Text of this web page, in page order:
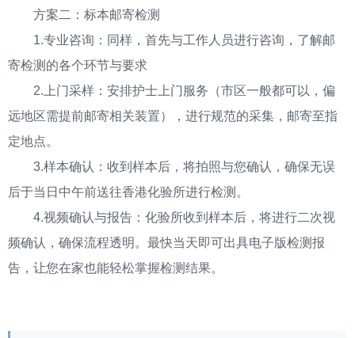
方案二：标本邮寄检测
1.专业咨询：同样，首先与工作人员进行咨询，了解邮
寄检测的各个环节与要求
2.上门采样：安排护士上门服务（市区一般都可以，偏
远地区需提前邮寄相关装置），进行规范的采集，邮寄至指
定地点。
3.样本确认：收到样本后，将拍照与您确认，确保无误
后于当日中午前送往香港化验所进行检测。
4.视频确认与报告：化验所收到样本后，将进行二次视
频确认，确保流程透明。最快当天即可出具电子版检测报
告，让您在家也能轻松掌握检测结果。